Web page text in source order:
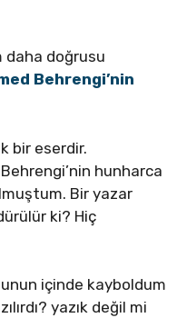
daha doğrusu
Behrengi’nin
bir eserdir.
hunharca
Bir yazar
ki? Hiç
içinde kayboldum
yazık değil mi